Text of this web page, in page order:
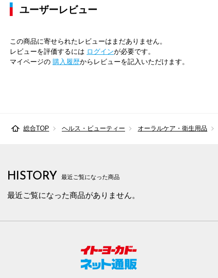
ユーザーレビュー
この商品に寄せられたレビューはまだありません。
レビューを評価するには ログインが必要です。
マイページの 購入履歴からレビューを記入いただけます。
総合TOP ヘルス・ビューティー オーラルケア・衛生用品
HISTORY 最近ご覧になった商品
最近ご覧になった商品がありません。